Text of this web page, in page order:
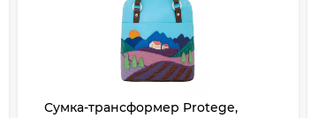
Сумка-трансформер Protege,